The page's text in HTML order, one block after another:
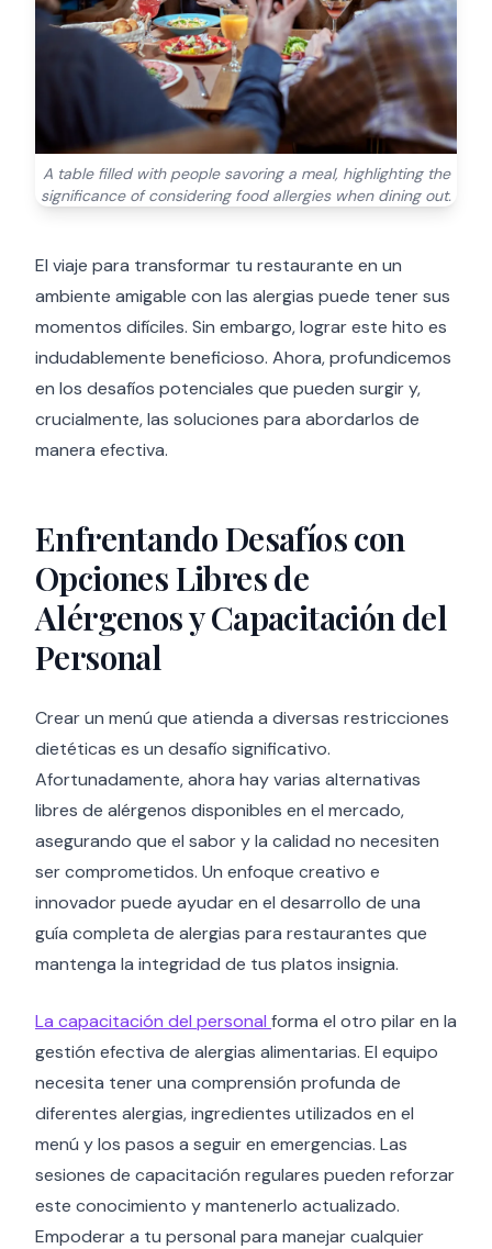
A table filled with people savoring a meal, highlighting the
significance of considering food allergies when dining out.
El viaje para transformar tu restaurante en un
ambiente amigable con las alergias puede tener sus
momentos difíciles. Sin embargo, lograr este hito es
indudablemente beneficioso. Ahora, profundicemos
en los desafíos potenciales que pueden surgir y,
crucialmente, las soluciones para abordarlos de
manera efectiva.
Enfrentando Desafíos con
Opciones Libres de
Alérgenos y Capacitación del
Personal
Crear un menú que atienda a diversas restricciones
dietéticas es un desafío significativo.
Afortunadamente, ahora hay varias alternativas
libres de alérgenos disponibles en el mercado,
asegurando que el sabor y la calidad no necesiten
ser comprometidos. Un enfoque creativo e
innovador puede ayudar en el desarrollo de una
guía completa de alergias para restaurantes que
mantenga la integridad de tus platos insignia.
La capacitación del personal forma el otro pilar en la
gestión efectiva de alergias alimentarias. El equipo
necesita tener una comprensión profunda de
diferentes alergias, ingredientes utilizados en el
menú y los pasos a seguir en emergencias. Las
sesiones de capacitación regulares pueden reforzar
este conocimiento y mantenerlo actualizado.
Empoderar a tu personal para manejar cualquier